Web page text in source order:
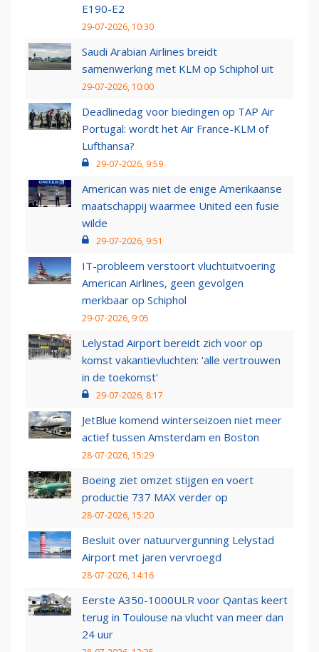
E190-E2
29-07-2026, 10:30
Saudi Arabian Airlines breidt
samenwerking met KLM op Schiphol uit
29-07-2026, 10:00
Deadlinedag voor biedingen op TAP Air
Portugal: wordt het Air France-KLM of
Lufthansa?
29-07-2026, 9:59
American was niet de enige Amerikaanse
maatschappij waarmee United een fusie
wilde
29-07-2026, 9:51
IT-probleem verstoort vluchtuitvoering
American Airlines, geen gevolgen
merkbaar op Schiphol
29-07-2026, 9:05
Lelystad Airport bereidt zich voor op
komst vakantievluchten: 'alle vertrouwen
in de toekomst'
29-07-2026, 8:17
JetBlue komend winterseizoen niet meer
actief tussen Amsterdam en Boston
28-07-2026, 15:29
Boeing ziet omzet stijgen en voert
productie 737 MAX verder op
28-07-2026, 15:20
Besluit over natuurvergunning Lelystad
Airport met jaren vervroegd
28-07-2026, 14:16
Eerste A350-1000ULR voor Qantas keert
terug in Toulouse na vlucht van meer dan
24 uur